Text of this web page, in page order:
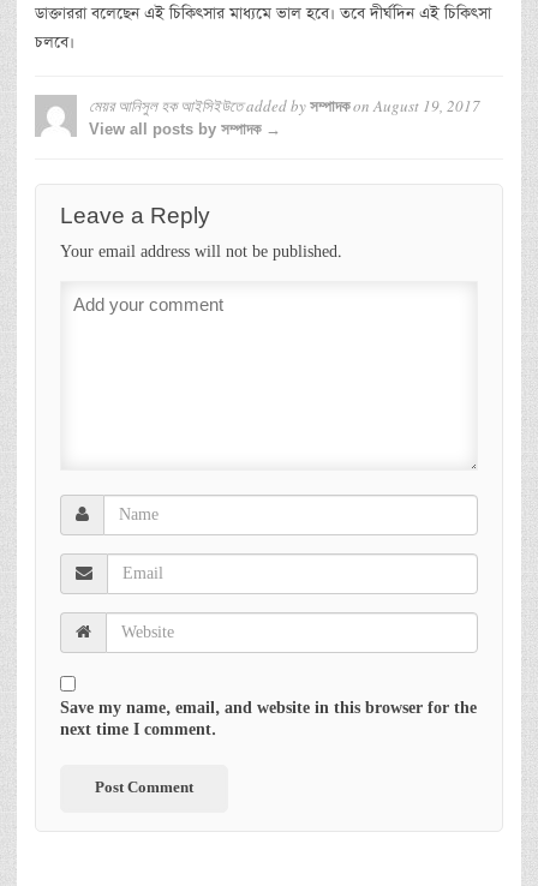
ডাক্তাররা বলেছেন এই চিকিৎসার মাধ্যমে ভাল হবে। তবে দীর্ঘদিন এই চিকিৎসা
চলবে।
মেয়র আনিসুল হক আইসিইউতেadded by সম্পাদকonAugust 19, 2017
View all posts by সম্পাদক →
Leave a Reply
Your email address will not be published.
Save my name, email, and website in this browser for the
next time I comment.